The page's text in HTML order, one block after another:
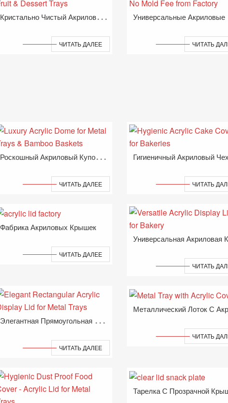
К
Ристально Чистый Акриловый Купол Для Фруктовых И Десертных Подносов
ЧИТАТЬ ДАЛЕЕ ЧИТАТЬ
Р
Оскошный Акриловый Купол Для Металлических Лотков И Бамбуковых Корзин
ЧИТАТЬ ДАЛЕЕ ЧИТАТЬ
Фабрика Акриловых Крышек
ЧИТАТЬ ДАЛЕЕ
ЧИТАТЬ
Э
Легантная Прямоугольная Акриловая Крышка Для Металлических Подносов
ЧИТАТЬ ДАЛЕЕ
ЧИТАТЬ